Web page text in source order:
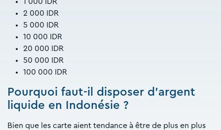
2 000 IDR
5 000 IDR
10 000 IDR
20 000 IDR
50 000 IDR
100 000 IDR
Pourquoi faut-il disposer d’argent
liquide en Indonésie ?
Bien que les carte aient tendance à être de plus en plus